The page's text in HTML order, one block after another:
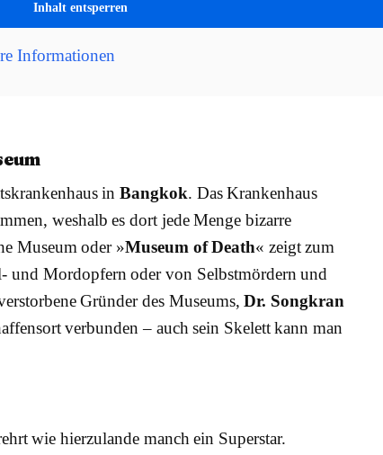
Inhalt entsperren
Informationen
in Bangkok. Das Krankenhaus
weshalb es dort jede Menge bizarre
Museum oder »Museum of Death« zeigt zum
und Mordopfern oder von Selbstmördern und
Gründer des Museums, Dr. Songkran
verbunden – auch sein Skelett kann man
wie hierzulande manch ein Superstar.